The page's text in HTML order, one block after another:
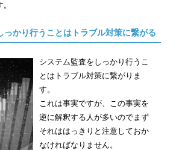
っかり行うことはトラブル対策に繋がる
システム監査をしっかり行うこ
とはトラブル対策に繋がりま
す。
これは事実ですが、この事実を
逆に解釈する人が多いのでまず
それははっきりと注意しておか
なければなりません。